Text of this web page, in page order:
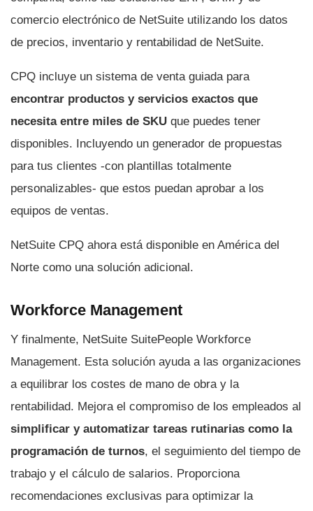
comercio electrónico de NetSuite utilizando los datos
de precios, inventario y rentabilidad de NetSuite.
CPQ incluye un sistema de venta guiada para
encontrar productos y servicios exactos que
necesita entre miles de SKU que puedes tener
disponibles. Incluyendo un generador de propuestas
para tus clientes -con plantillas totalmente
personalizables- que estos puedan aprobar a los
equipos de ventas.
NetSuite CPQ ahora está disponible en América del
Norte como una solución adicional.
Workforce Management
Y finalmente, NetSuite SuitePeople Workforce
Management. Esta solución ayuda a las organizaciones
a equilibrar los costes de mano de obra y la
rentabilidad. Mejora el compromiso de los empleados al
simplificar y automatizar tareas rutinarias como la
programación de turnos, el seguimiento del tiempo de
trabajo y el cálculo de salarios. Proporciona
recomendaciones exclusivas para optimizar la